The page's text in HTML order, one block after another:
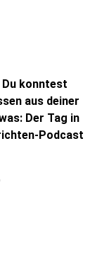
konntest
aus deiner
Der Tag in
Podcast